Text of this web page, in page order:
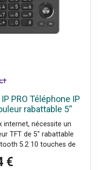
PRO Téléphone IP
rabattable 5''
10 touches de
port USB.
internet, nécessite un
TFT de 5" rabattable
5.2 10 touches de
12 comptes SIP
€